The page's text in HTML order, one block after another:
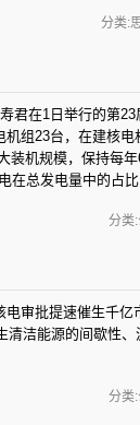
分类:
君在1日举行的第
组23台，在建核
装机规模，保持每
在总发电量中的占比
分类
审批提速催生千
洁能源的间歇性
分类